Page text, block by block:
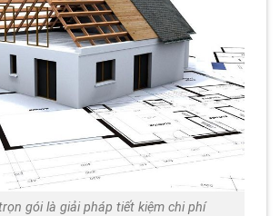
gói là giải pháp tiết kiệm chi phí